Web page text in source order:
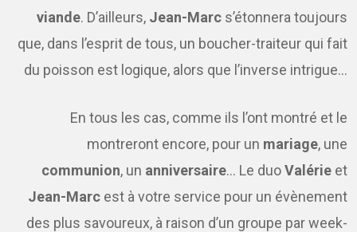
viande. D’ailleurs, Jean-Marcs’étonnera toujours
que, dans l’esprit de tous, un boucher-traiteur qui fait
du poisson est logique, alors que l’inverse intrigue…
En tous les cas, comme ils l’ont montré et le
montreront encore, pour un mariage, une
communion, un anniversaire… Le duoValérieet
Jean-Marcest à votre service pour un évènement
des plus savoureux, à raison d’un groupe par week-